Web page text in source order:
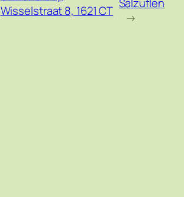
Wisselstraat 8, 1621 CT Salzuflen
→